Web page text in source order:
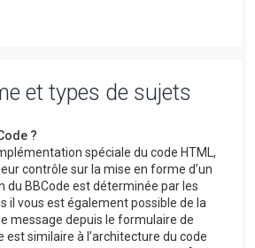
et types de sujets
?
spéciale du code HTML,
contrôle sur la mise en forme d’un
du BBCode est déterminée par les
il vous est également possible de la
message depuis le formulaire de
est similaire à l’architecture du code